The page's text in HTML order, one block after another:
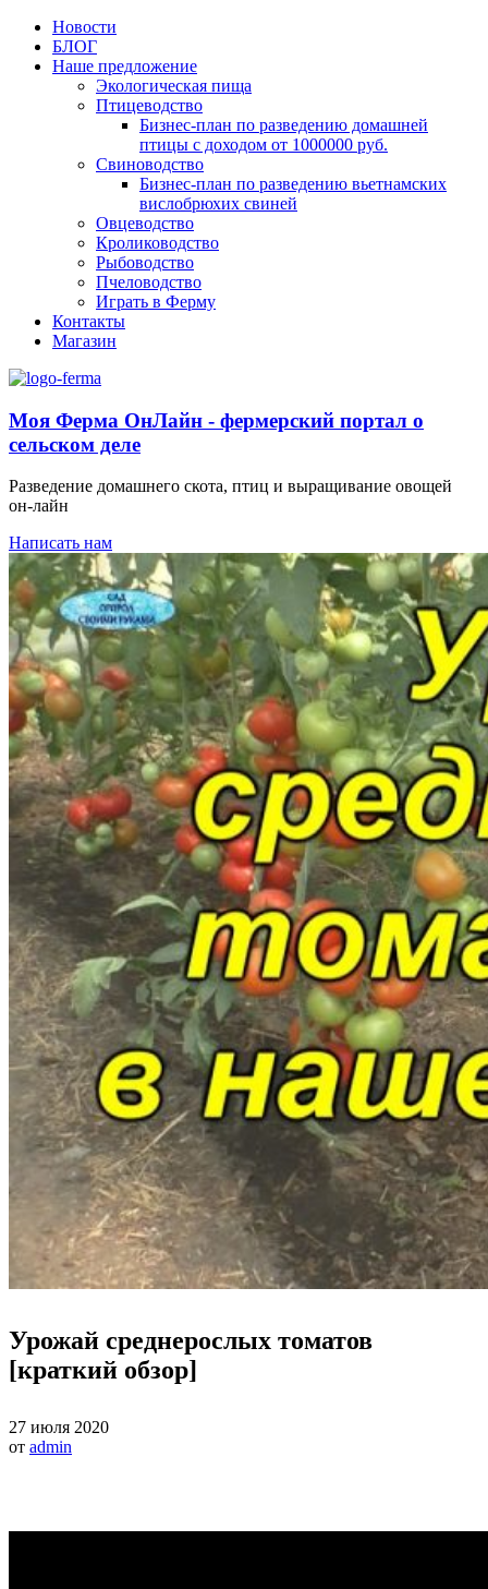
Новости
БЛОГ
Наше предложение
Экологическая пища
Птицеводство
Бизнес-план по разведению домашней
птицы с доходом от 1000000 руб.
Свиноводство
Бизнес-план по разведению вьетнамских
вислобрюхих свиней
Овцеводство
Кролиководство
Рыбоводство
Пчеловодство
Играть в Ферму
Контакты
Магазин
Моя Ферма ОнЛайн - фермерский портал о
сельском деле
Разведение домашнего скота, птиц и выращивание овощей
он-лайн
Написать нам
Урожай среднерослых томатов
[краткий обзор]
27 июля 2020
от admin